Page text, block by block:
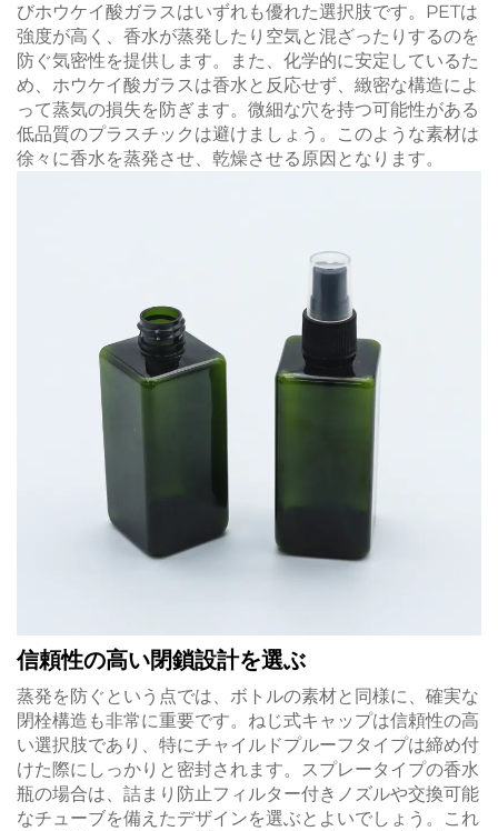
びホウケイ酸ガラスはいずれも優れた選択肢です。PETは
強度が高く、香水が蒸発したり空気と混ざったりするのを
防ぐ気密性を提供します。また、化学的に安定しているた
め、ホウケイ酸ガラスは香水と反応せず、緻密な構造によ
って蒸気の損失を防ぎます。微細な穴を持つ可能性がある
低品質のプラスチックは避けましょう。このような素材は
徐々に香水を蒸発させ、乾燥させる原因となります。
信頼性の高い閉鎖設計を選ぶ
蒸発を防ぐという点では、ボトルの素材と同様に、確実な
閉栓構造も非常に重要です。ねじ式キャップは信頼性の高
い選択肢であり、特にチャイルドプルーフタイプは締め付
けた際にしっかりと密封されます。スプレータイプの香水
瓶の場合は、詰まり防止フィルター付きノズルや交換可能
なチューブを備えたデザインを選ぶとよいでしょう。これ